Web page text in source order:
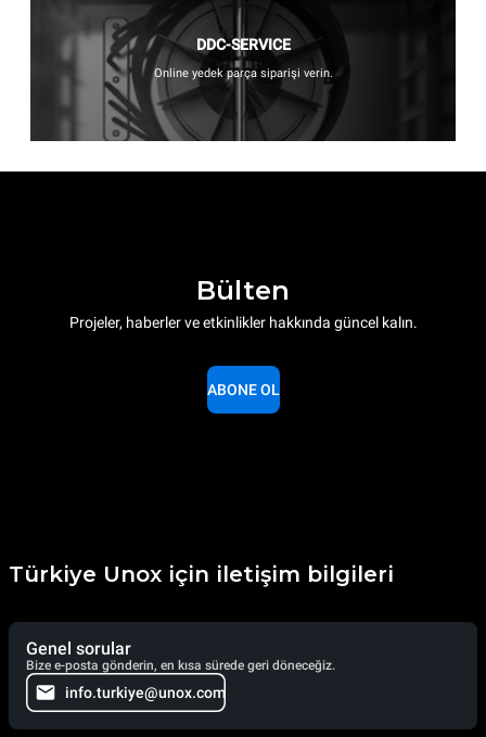
DDC-SERVICE
Online yedek parça siparişi verin.
Bülten
Projeler, haberler ve etkinlikler hakkında güncel kalın.
ABONE OL
Türkiye Unox için iletişim bilgileri
Genel sorular
Bize e-posta gönderin, en kısa sürede geri döneceğiz.
info.turkiye@unox.com